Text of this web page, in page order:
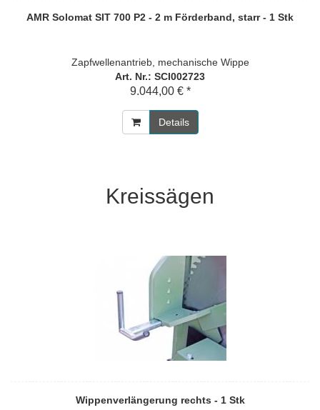
AMR Solomat SIT 700 P2 - 2 m Förderband, starr - 1 Stk
Zapfwellenantrieb, mechanische Wippe
Art. Nr.: SCI002723
9.044,00 € *
Details
Kreissägen
Wippenverlängerung rechts - 1 Stk